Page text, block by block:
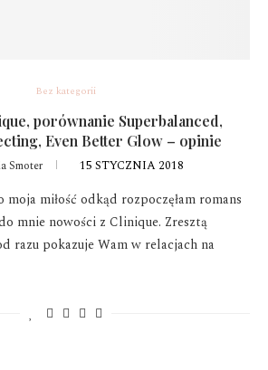
Bez kategorii
porównanie Superbalanced,
Even Better Glow – opinie
Smoter 15 STYCZNIA 2018
miłość odkąd rozpoczęłam romans
mnie nowości z Clinique. Zresztą
razu pokazuje Wam w relacjach na